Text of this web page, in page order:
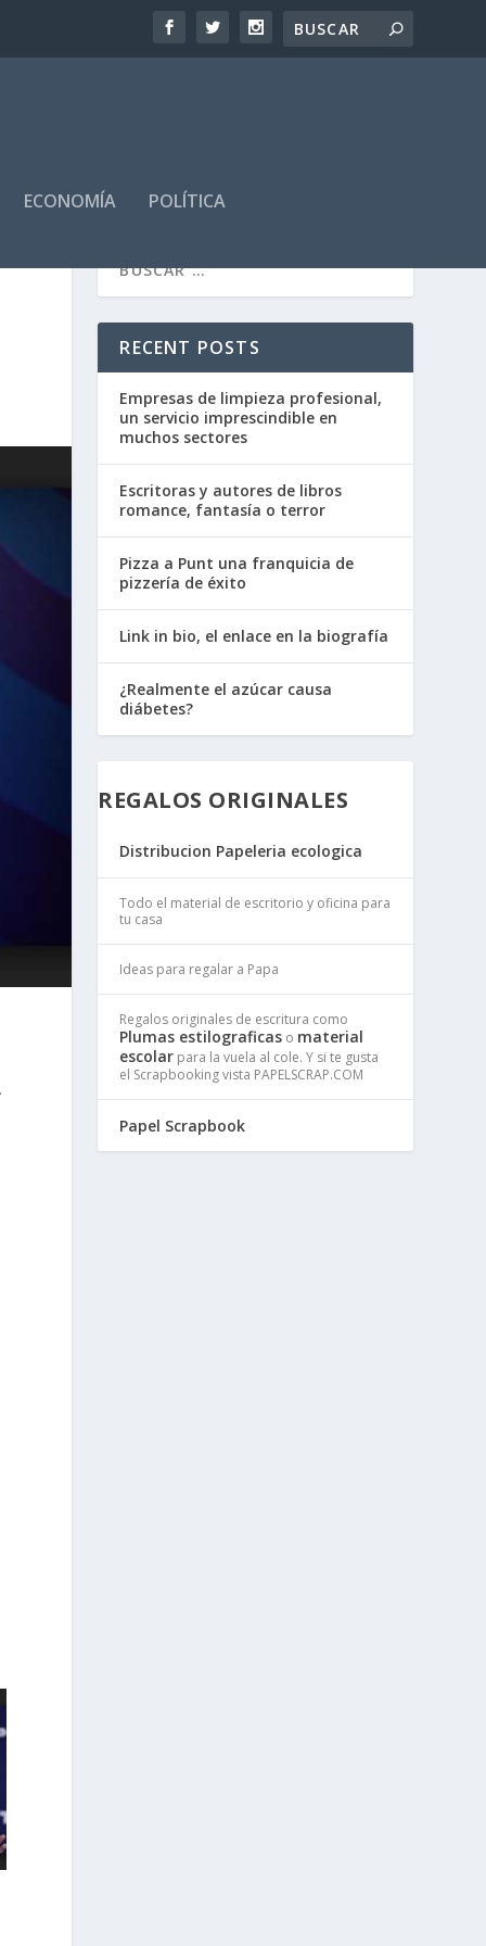
ECONOMÍA POLÍTICA
RECENT POSTS
Empresas de limpieza profesional,
un servicio imprescindible en
muchos sectores
Escritoras y autores de libros
romance, fantasía o terror
Pizza a Punt una franquicia de
pizzería de éxito
Link in bio, el enlace en la biografía
¿Realmente el azúcar causa
diábetes?
REGALOS ORIGINALES
Distribucion Papeleria ecologica
Todo el material de escritorio y oficina para
tu casa
Ideas para regalar a Papa
Regalos originales de escritura como
Plumas estilograficas o material
escolar para la vuela al cole. Y si te gusta
el Scrapbooking vista PAPELSCRAP.COM
Papel Scrapbook